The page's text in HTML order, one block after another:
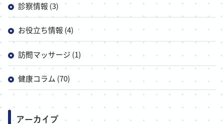
診察情報 (3)
お役立ち情報 (4)
訪問マッサージ (1)
健康コラム (70)
アーカイブ